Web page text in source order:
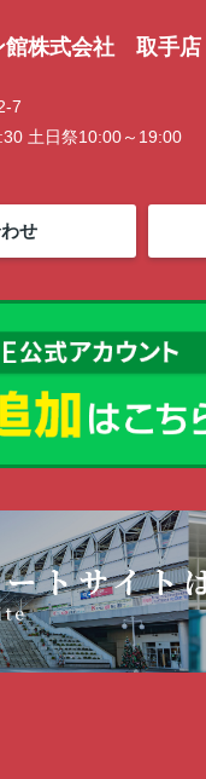
館株式会社 取手店
7
土日祭10:00～19:00
せ